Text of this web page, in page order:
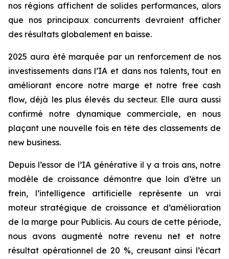
nos régions affichent de solides performances, alors
que nos principaux concurrents devraient afficher
des résultats globalement en baisse.
2025 aura été marquée par un renforcement de nos
investissements dans l’IA et dans nos talents, tout en
améliorant encore notre marge et notre free cash
flow, déjà les plus élevés du secteur. Elle aura aussi
confirmé notre dynamique commerciale, en nous
plaçant une nouvelle fois en tête des classements de
new business.
Depuis l’essor de l’IA générative il y a trois ans, notre
modèle de croissance démontre que loin d’être un
frein, l’intelligence artificielle représente un vrai
moteur stratégique de croissance et d’amélioration
de la marge pour Publicis. Au cours de cette période,
nous avons augmenté notre revenu
net et notre
résultat opérationnel de 20 %, creusant ainsi l’écart